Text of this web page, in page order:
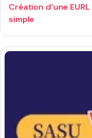
Création d'une
simple